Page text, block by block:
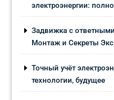
электроэнергии:
Задвижка с
Монтаж и Секреты
Точный учёт
технологии, будущее